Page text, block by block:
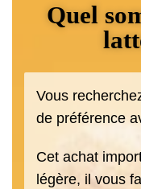
Quel
Vous
de préférence
Cet achat
légère, il vous